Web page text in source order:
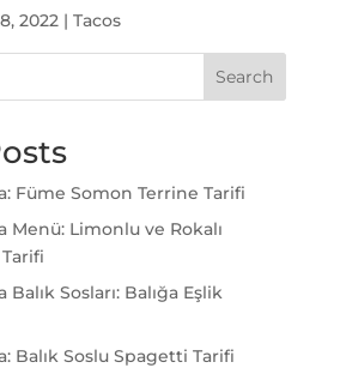
2022| Tacos
Search
Füme Somon Terrine Tarifi
Menü: Limonlu ve Rokalı
Balık Sosları: Balığa Eşlik
Balık Soslu Spagetti Tarifi